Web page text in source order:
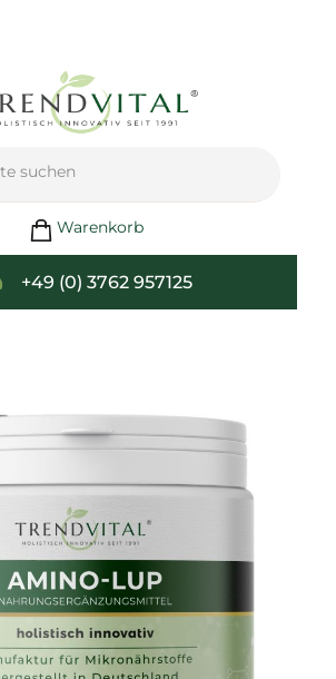
Warenkorb
+49 (0) 3762 957125